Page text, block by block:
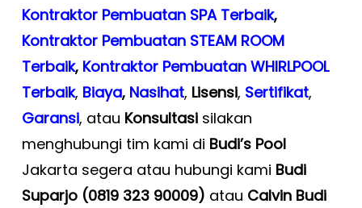
Kontraktor Pembuatan SPA Terbaik,
Kontraktor Pembuatan STEAM ROOM
Terbaik, Kontraktor Pembuatan WHIRLPOOL
Terbaik, Biaya, Nasihat, Lisensi, Sertifikat,
Garansi, atau Konsultasisilakan
menghubungi tim kami di Budi’s Pool
Jakarta segera atau hubungi kami Budi
Suparjo (0819 323 90009) atau Calvin Budi